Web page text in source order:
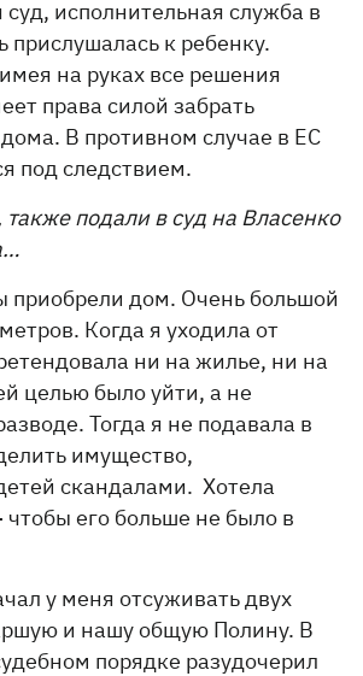
исполнительная служба в
прислушалась к ребенку.
на руках все решения
права силой забрать
В противном случае в ЕС
под следствием.
подали в суд на Власенко
приобрели дом. Очень большой
Когда я уходила от
ни на жилье, ни на
целью было уйти, а не
Тогда я не подавала в
имущество,
скандалами. Хотела
чтобы его больше не было в
у меня отсуживать двух
и нашу общую Полину. В
порядке разудочерил